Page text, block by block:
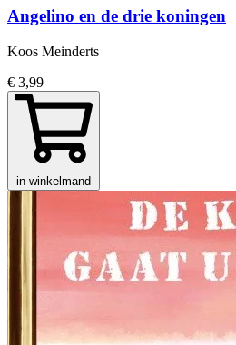
Angelino en de drie koningen
Koos Meinderts
€ 3,99
in winkelmand